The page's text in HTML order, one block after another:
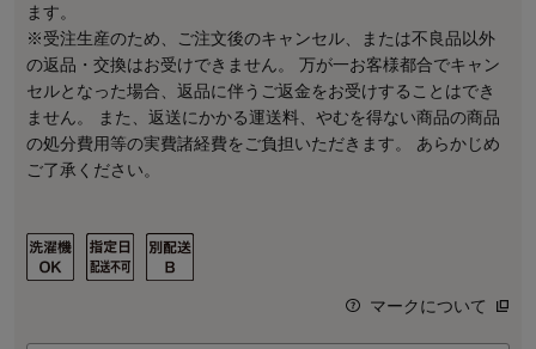
ます。
※受注生産のため、ご注文後のキャンセル、または不良品以外
の返品・交換はお受けできません。 万が一お客様都合でキャン
セルとなった場合、返品に伴うご返金をお受けすることはでき
ません。 また、返送にかかる運送料、やむを得ない商品の商品
の処分費用等の実費諸経費をご負担いただきます。 あらかじめ
ご了承ください。
マークについて